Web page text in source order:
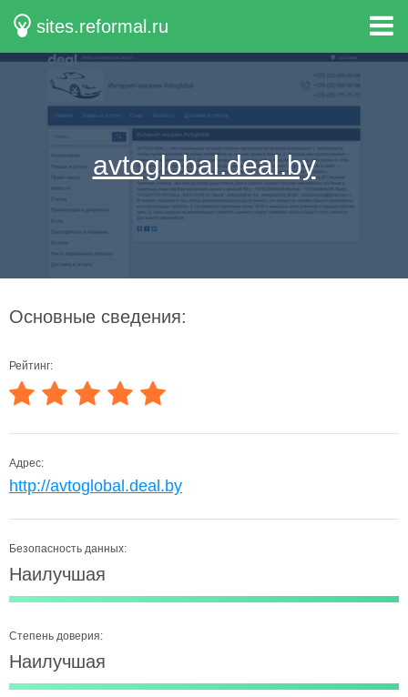
sites.reformal.ru
avtoglobal.deal.by
Основные сведения:
Рейтинг:
Адрес:
http://avtoglobal.deal.by
Безопасность данных:
Наилучшая
Степень доверия:
Наилучшая